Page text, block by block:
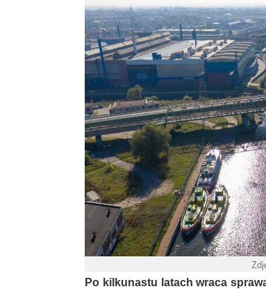
Po kilkunastu latach wraca